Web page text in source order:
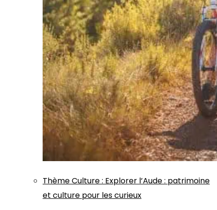
ThèmeCulture: Explorer l’Aude : patrimoine
et culture pour les curieux